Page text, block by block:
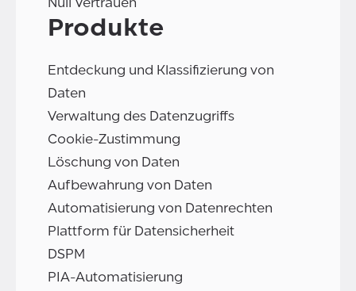
Produkte
Entdeckung und Klassifizierung von
Daten
Verwaltung des Datenzugriffs
Cookie-Zustimmung
Löschung von Daten
Aufbewahrung von Daten
Automatisierung von Datenrechten
Plattform für Datensicherheit
DSPM
PIA-Automatisierung